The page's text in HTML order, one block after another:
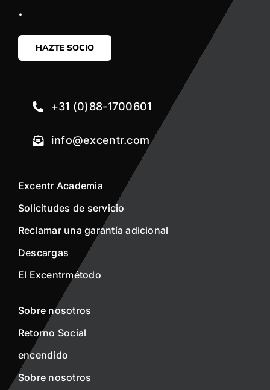
.
HAZTE SOCIO
+31 (0)88-1700601
info@excentr.com
Excentr Academia
Solicitudes de servicio
Reclamar una garantía adicional
Descargas
El Excentrmétodo
Sobre nosotros
Retorno Social
encendido
Sobre nosotros